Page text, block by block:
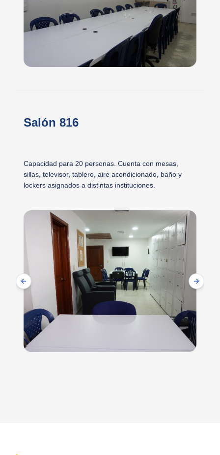
Salón 816
Capacidad para 20 personas. Cuenta con mesas,
sillas, televisor, tablero, aire acondicionado, baño y
lockers asignados a distintas instituciones.
Previous slide Next